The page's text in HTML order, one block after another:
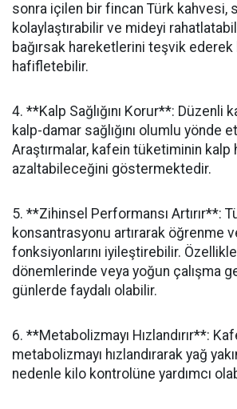
sonra içilen bir fincan Türk kahvesi,
kolaylaştırabilir ve mideyi
bağırsak hareketlerini teşvik ederek
hafifletebilir.
4. **Kalp Sağlığını Korur**: Düzenli
kalp-damar sağlığını olumlu yönde
Araştırmalar, kafein tüketiminin kalp
azaltabileceğini göstermektedir.
5. **Zihinsel Performansı Artırır**:
konsantrasyonu artırarak öğrenme
fonksiyonlarını iyileştirebilir. Özellikle
dönemlerinde veya yoğun çalışma
günlerde faydalı olabilir.
6. **Metabolizmayı Hızlandırır**:
metabolizmayı hızlandırarak yağ
nedenle kilo kontrolüne yardımcı